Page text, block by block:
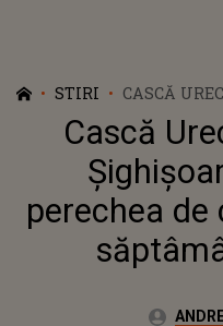
STIRI
CASCĂ
CÂȘTIGAT
DE
Cască
perechea
Autor: